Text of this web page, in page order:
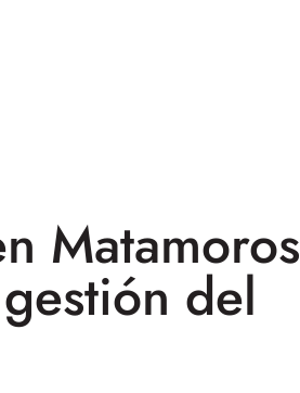
Matamoros
del